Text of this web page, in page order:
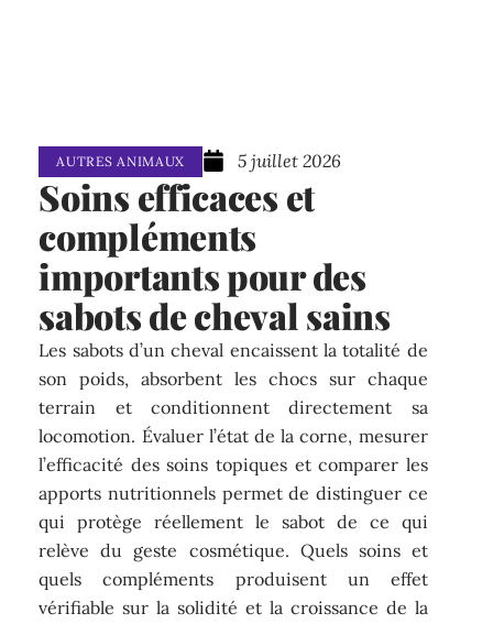
AUTRES ANIMAUX 5 juillet 2026
Soins efficaces et
compléments
importants pour des
sabots de cheval sains
Les sabots d’un cheval encaissent la totalité de
son poids, absorbent les chocs sur chaque
terrain et conditionnent directement sa
locomotion. Évaluer l’état de la corne, mesurer
l’efficacité des soins topiques et comparer les
apports nutritionnels permet de distinguer ce
qui protège réellement le sabot de ce qui
relève du geste cosmétique. Quels soins et
quels compléments produisent un effet
vérifiable sur la solidité et la croissance de la